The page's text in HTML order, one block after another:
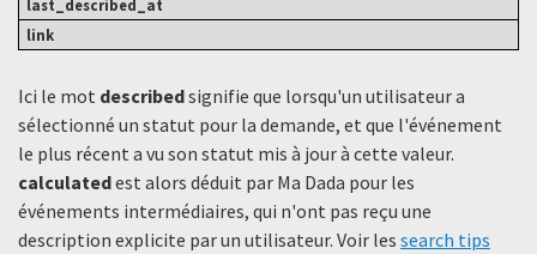
Ici le mot describedsignifie que lorsqu'un utilisateur a
sélectionné un statut ​​pour la demande, et que l'événement
le plus récent a vu son statut mis à jour à cette valeur.
calculatedest alors déduit par Ma Dada pour les
événements intermédiaires, qui n'ont pas reçu une
description explicite par un utilisateur. Voir les search tips